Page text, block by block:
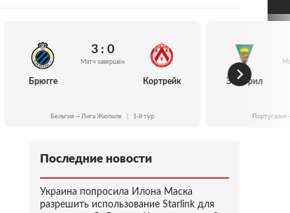
Брюгге
3 : 0
Матч завершён
Кортрейк
Бельгия — Лига Жюпиле 1-й тур
Эшторил
Последние новости
Украина попросила Илона Маска
разрешить использование Starlink для